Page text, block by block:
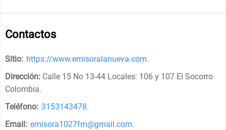
Contactos
Sitio: https://www.emisoralanueva.com.
Dirección: Calle 15 No 13-44 Locales: 106 y 107 El Socorro
Colombia.
Teléfono: 3153143478.
Email: emisora1027fm@gmail.com.